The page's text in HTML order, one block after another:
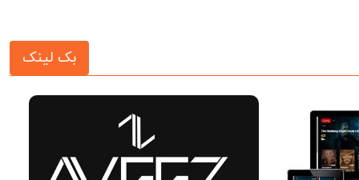
بک لینک